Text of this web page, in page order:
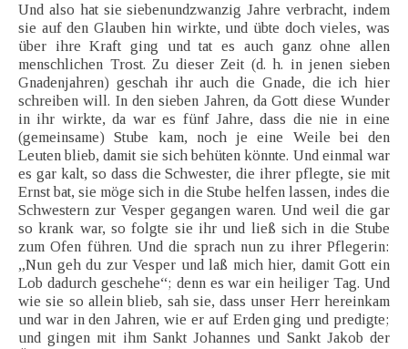
Und also hat sie siebenundzwanzig Jahre verbracht, indem
sie auf den Glauben hin wirkte, und übte doch vieles, was
über ihre Kraft ging und tat es auch ganz ohne allen
menschlichen Trost. Zu dieser Zeit (d. h. in jenen sieben
Gnadenjahren) geschah ihr auch die Gnade, die ich hier
schreiben will. In den sieben Jahren, da Gott diese Wunder
in ihr wirkte, da war es fünf Jahre, dass die nie in eine
(gemeinsame) Stube kam, noch je eine Weile bei den
Leuten blieb, damit sie sich behüten könnte. Und einmal war
es gar kalt, so dass die Schwester, die ihrer pflegte, sie mit
Ernst bat, sie möge sich in die Stube helfen lassen, indes die
Schwestern zur Vesper gegangen waren. Und weil die gar
so krank war, so folgte sie ihr und ließ sich in die Stube
zum Ofen führen. Und die sprach nun zu ihrer Pflegerin:
„Nun geh du zur Vesper und laß mich hier, damit Gott ein
Lob dadurch geschehe“; denn es war ein heiliger Tag. Und
wie sie so allein blieb, sah sie, dass unser Herr hereinkam
und war in den Jahren, wie er auf Erden ging und predigte;
und gingen mit ihm Sankt Johannes und Sankt Jakob der